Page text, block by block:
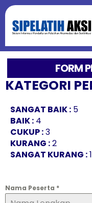
FORM
KATEGORI
SANGAT BAIK : 5
BAIK : 4
CUKUP :3
KURANG :2
SANGAT KURANG :1
Nama Peserta *